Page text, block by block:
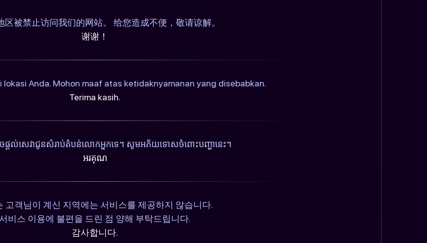
区被禁止访问我们的网站。 给您造成不便，敬请谅解。
谢谢！
lokasi Anda. Mohon maaf atas ketidaknyamanan yang disebabkan.
Terima kasih.
ផ្តល់សេវាជូនសំរាប់តំបន់លោកអ្នកទេ។ សូមអភ័យទោសចំពោះបញ្ហានេះ។
អរគុណ
고객님이 계신 지역에는 서비스를 제공하지 않습니다.
서비스 이용에 불편을 드린 점 양해 부탁드립니다.
감사합니다.